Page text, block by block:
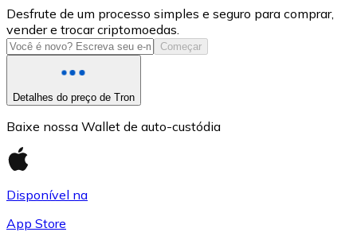
USD Coin
USDC
Desfrute de um processo simples e seguro para comprar,
vender e trocar criptomoedas.
Começar
Detalhes do preço de Tron
Baixe nossa Wallet de auto-custódia
Disponível na
App Store